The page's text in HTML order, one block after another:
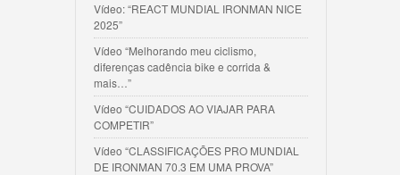
Vídeo: “REACT MUNDIAL IRONMAN NICE
2025”
Vídeo “Melhorando meu ciclismo,
diferenças cadência bike e corrida &
mais…”
Vídeo “CUIDADOS AO VIAJAR PARA
COMPETIR”
Vídeo “CLASSIFICAÇÕES PRO MUNDIAL
DE IRONMAN 70.3 EM UMA PROVA”